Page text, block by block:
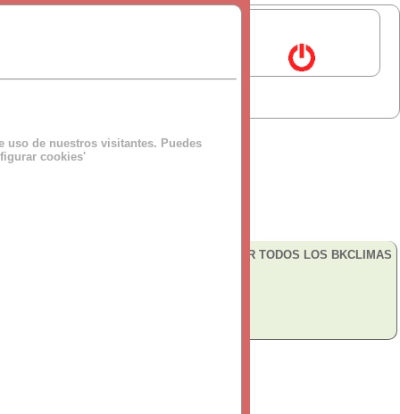
uso de nuestros visitantes. Puedes
cookies'
VER TODOS LOS BKCLIMAS